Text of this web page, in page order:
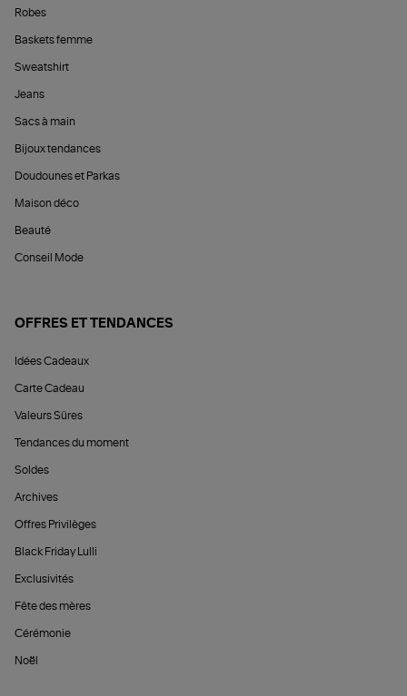
Robes
Baskets femme
Sweatshirt
Jeans
Sacs à main
Bijoux tendances
Doudounes et Parkas
Maison déco
Beauté
Conseil Mode
OFFRES ET TENDANCES
Idées Cadeaux
Carte Cadeau
Valeurs Sûres
Tendances du moment
Soldes
Archives
Offres Privilèges
Black Friday Lulli
Exclusivités
Fête des mères
Cérémonie
Noël